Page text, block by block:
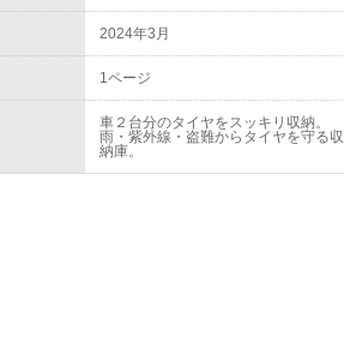
2024年3月
1ページ
車２台分のタイヤをスッキリ収納。
雨・紫外線・盗難からタイヤを守る収
納庫。